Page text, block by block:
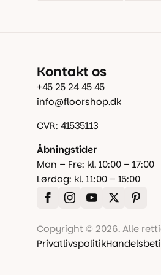
Kontakt os
+45 25 24 45 45
info@floorshop.dk
CVR: 41535113
Åbningstider
Man – Fre: kl. 10:00 – 17:00
Lørdag: kl. 11:00 – 15:00
Copyright © 2026. Alle
Privatlivspolitik